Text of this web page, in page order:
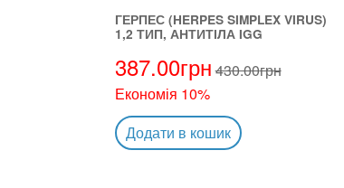
ГЕРПЕС (HERPES SIMPLEX VIRUS)
1,2 ТИП, АНТИТІЛА IGG
387.00грн 430.00грн
Економія 10%
Додати в кошик